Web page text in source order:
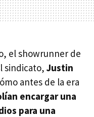
el showrunner de
sindicato, Justin
antes de la era
encargar una
para una